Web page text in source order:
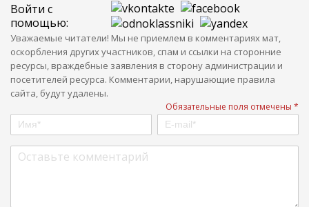
Войти с
помощью:
Уважаемые читатели! Мы не приемлем в комментариях мат,
оскорбления других участников, спам и ссылки на сторонние
ресурсы, враждебные заявления в сторону администрации и
посетителей ресурса. Комментарии, нарушающие правила
сайта, будут удалены.
Обязательные поля отмечены *